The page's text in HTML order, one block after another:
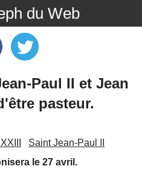
du Web
Paul II et Jean
pasteur.
Saint Jean-Paul II
le 27 avril.